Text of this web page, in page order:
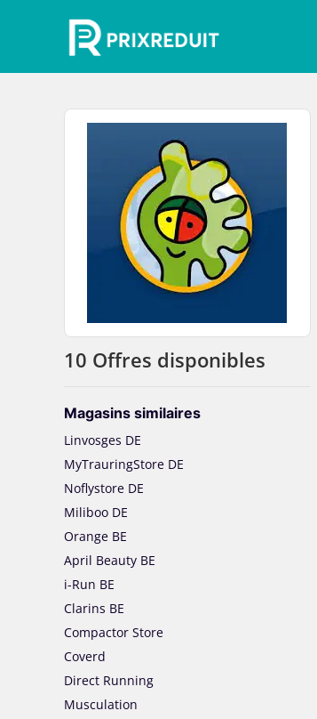
10 Offres disponibles
Magasins similaires
Linvosges DE
MyTrauringStore DE
Noflystore DE
Miliboo DE
Orange BE
April Beauty BE
i-Run BE
Clarins BE
Compactor Store
Coverd
Direct Running
Musculation